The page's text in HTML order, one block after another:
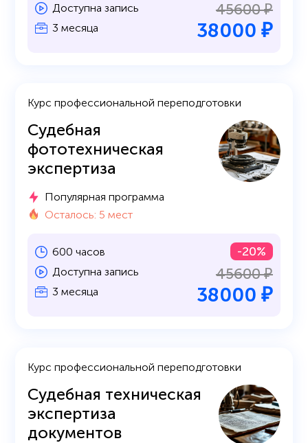
Доступна запись
3 месяца
45600 ₽
38000 ₽
Курс профессиональной переподготовки
Судебная
фототехническая
экспертиза
Популярная программа
Осталось: 5 мест
600 часов
Доступна запись
3 месяца
-20%
45600 ₽
38000 ₽
Курс профессиональной переподготовки
Судебная техническая
экспертиза
документов